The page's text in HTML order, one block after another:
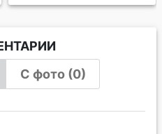
С фото (0)